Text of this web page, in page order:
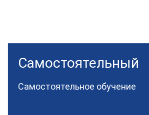
Самостоятельный
Самостоятельное обучение